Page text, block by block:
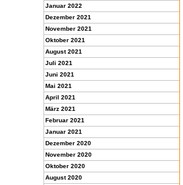
Januar 2022
Dezember 2021
November 2021
Oktober 2021
August 2021
Juli 2021
Juni 2021
Mai 2021
April 2021
März 2021
Februar 2021
Januar 2021
Dezember 2020
November 2020
Oktober 2020
August 2020